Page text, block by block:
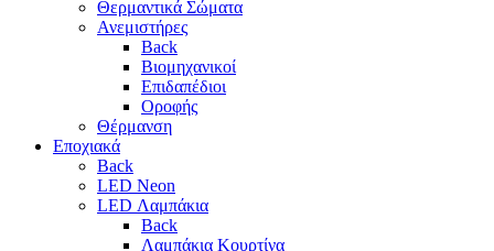
Θερμαντικά Σώματα
Ανεμιστήρες
Back
Βιομηχανικοί
Επιδαπέδιοι
Οροφής
Θέρμανση
Εποχιακά
Back
LED Neon
LED Λαμπάκια
Back
Λαμπάκια Κουρτίνα